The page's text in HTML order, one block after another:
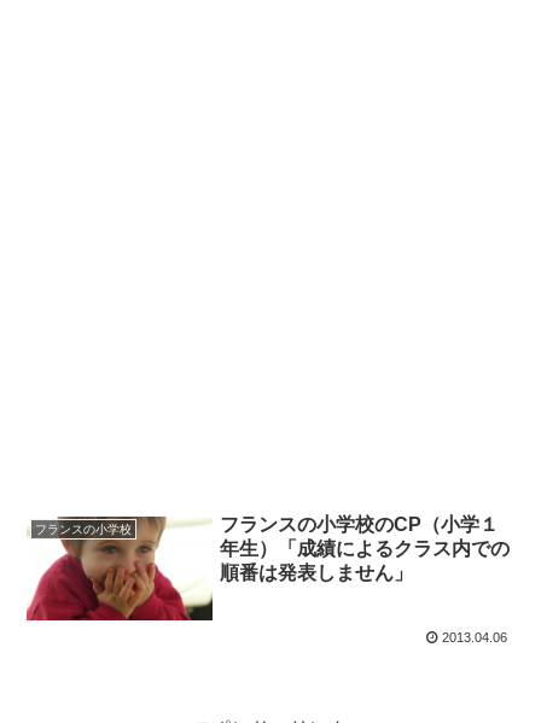
フランスの小学校
フランスの小学校のCP（小学１
年生）「成績によるクラス内での
順番は発表しません」
2013.04.06